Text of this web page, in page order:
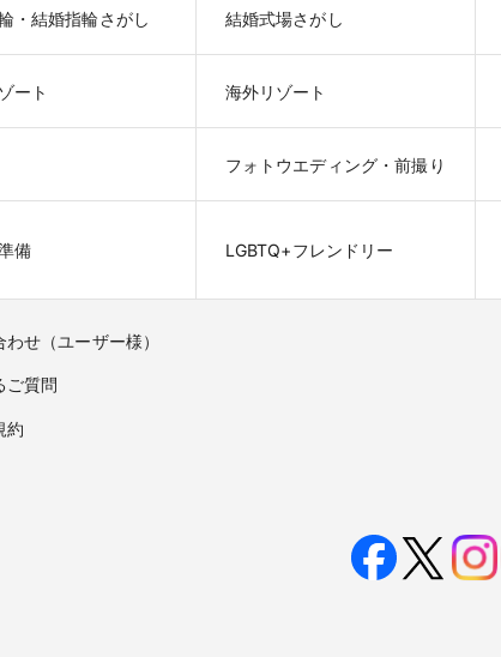
・結婚指輪さがし 結婚式場さがし
ート 海外リゾート
フォトウエディング・前撮り
備 LGBTQ+フレンドリー
わせ（ユーザー様）
ご質問
約